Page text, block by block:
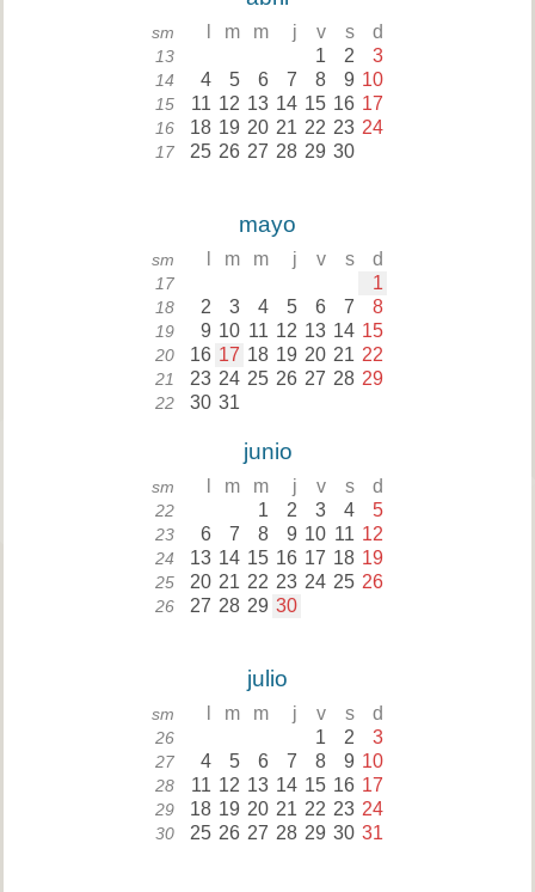
sm m m j v s d
13 1 2 3
14 4 5 6 7 8 9 10
15 11 12 13 14 15 16 17
16 18 19 20 21 22 23 24
17 25 26 27 28 29 30
mayo
sm m m j v s d
17 1
18 2 3 4 5 6 7 8
19 9 10 11 12 13 14 15
20 16 17 18 19 20 21 22
21 23 24 25 26 27 28 29
22 30 31
junio
sm m m j v s d
22 1 2 3 4 5
23 6 7 8 9 10 11 12
24 13 14 15 16 17 18 19
25 20 21 22 23 24 25 26
26 27 28 29 30
julio
sm m m j v s d
26 1 2 3
27 4 5 6 7 8 9 10
28 11 12 13 14 15 16 17
29 18 19 20 21 22 23 24
30 25 26 27 28 29 30 31